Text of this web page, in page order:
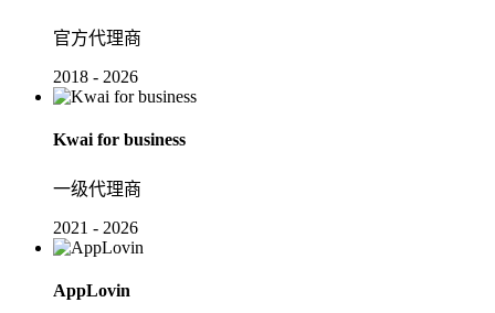
官方代理商
2018 - 2026
Kwai for business
一级代理商
2021 - 2026
AppLovin